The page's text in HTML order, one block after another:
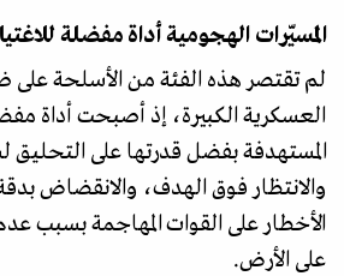
المسيّرات الهجومية أداة مفضلة
لم تقتصر هذه الفئة من الأسلحة على
العسكرية الكبيرة، إذ أصبحت أداة
المستهدفة بفضل قدرتها على التحليق
والانتظار فوق الهدف، والانقضاض
الأخطار على القوات المهاجمة بسبب
على الأرض.